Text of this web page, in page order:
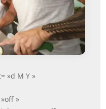
»d M Y »
»